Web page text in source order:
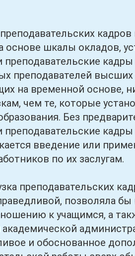
основе шкалы окладов,
преподавателей
на временной основе,
чем те, которые
Без
введение или
по их заслугам.
преподавательских
позволяла
к учащимся, а
и обоснованное